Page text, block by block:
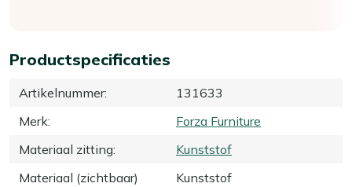
Productspecificaties
Artikelnummer:
131633
Merk:
Forza Furniture
Materiaal zitting:
Kunststof
Materiaal (zichtbaar)
Kunststof